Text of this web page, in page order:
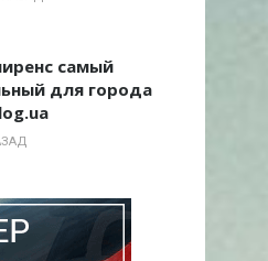
самый
для города